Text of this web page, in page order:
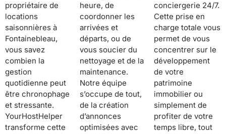
propriétaire de
locations
saisonnières à
Fontainebleau,
vous savez
combien la
gestion
quotidienne peut
être chronophage
et stressante.
YourHostHelper
transforme cette
heure, de
coordonner les
arrivées et
départs, ou de
vous soucier du
nettoyage et de la
maintenance.
Notre équipe
s’occupe de tout,
de la création
d’annonces
optimisées avec
conciergerie 24/7.
Cette prise en
charge totale vous
permet de vous
concentrer sur le
développement
de votre
patrimoine
immobilier ou
simplement de
profiter de votre
temps libre, tout